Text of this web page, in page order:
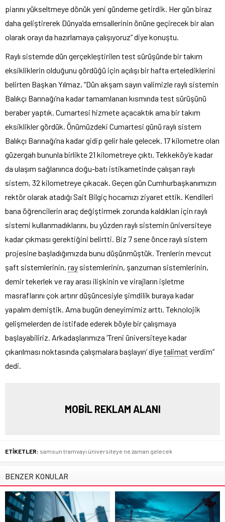
piarını yükseltmeye dönük yeni gündeme getirdik. Her gün biraz
daha geliştirerek Dünya’da emsallerinin önüne geçirecek bir alan
olarak orayı da hazırlamaya çalışıyoruz” diye konuştu.
Raylı sistemde dün gerçekleştirilen test sürüşünde bir takım
eksikliklerin olduğunu gördüğü için açılışı bir hafta ertelediklerini
belirten Başkan Yılmaz, “Dün akşam sayın valimizle raylı sistemin
Balıkçı Barınağı’na kadar tamamlanan kısmında test sürüşünü
beraber yaptık. Cumartesi hizmete açacaktık ama bir takım
eksiklikler gördük. Önümüzdeki Cumartesi günü raylı sistem
Balıkçı Barınağı’na kadar gidip gelir hale gelecek. 17 kilometre olan
güzergah bununla birlikte 21 kilometreye çıktı. Tekkeköy’e kadar
da ulaşım sağlanınca doğu-batı istikametinde çalışan raylı
sistem, 32 kilometreye çıkacak. Geçen gün Cumhurbaşkanımızın
rektör olarak atadığı Sait Bilgiç hocamızı ziyaret ettik. Kendileri
bana öğrencilerin araç değiştirmek zorunda kaldıkları için raylı
sistemi kullanmadıklarını, bu yüzden raylı sistemin üniversiteye
kadar çıkması gerektiğini belirtti. Biz 7 sene önce raylı sistem
projesine başladığımızda bunu düşünmüştük. Trenlerin mevcut
şaft sistemlerinin, ray sistemlerinin, şanzuman sistemlerinin,
demir tekerlek ve ray arası ilişkinin ve virajların işletme
masraflarını çok artırır düşüncesiyle şimdilik buraya kadar
yapalım demiştik. Ama bugün deneyimimiz arttı. Teknolojik
gelişmelerden de istifade ederek böyle bir çalışmaya
başlayabiliriz. Arkadaşlarımıza ‘Treni üniversiteye kadar
çıkarılması noktasında çalışmalara başlayın’ diyetalimat verdim”
dedi.
MOBİL REKLAM ALANI
ETİKETLER: samsun tramvayı üniversiteye ne zaman gelecek
BENZER KONULAR